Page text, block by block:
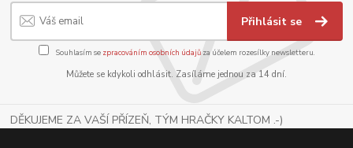
Přihlásit se
Souhlasím se zpracováním osobních údajůza účelem rozesílky newsletteru.
Můžete se kdykoli odhlásit. Zasíláme jednou za 14 dní.
DĚKUJEME ZA VAŠÍ PŘÍZEŇ, TÝM HRAČKY KALTOM .-)